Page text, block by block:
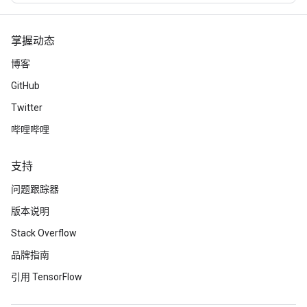
掌握动态
博客
GitHub
Twitter
哔哩哔哩
支持
问题跟踪器
版本说明
Stack Overflow
品牌指南
引用 TensorFlow